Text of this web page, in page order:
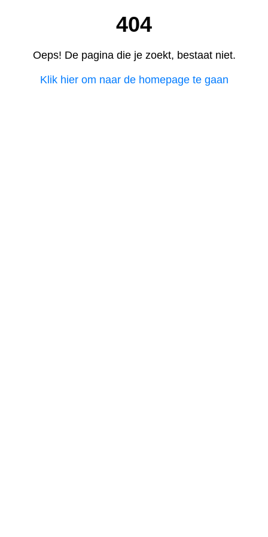
404
Oeps! De pagina die je zoekt, bestaat niet.
Klik hier om naar de homepage te gaan